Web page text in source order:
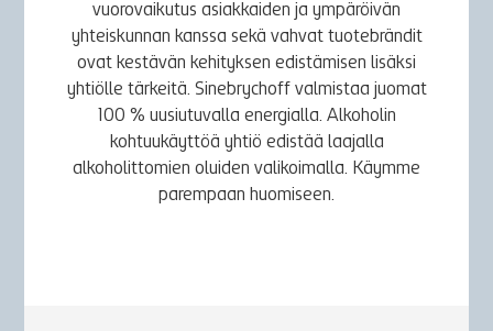
vuorovaikutus asiakkaiden ja ympäröivän
yhteiskunnan kanssa sekä vahvat tuotebrändit
ovat kestävän kehityksen edistämisen lisäksi
yhtiölle tärkeitä. Sinebrychoff valmistaa juomat
100 % uusiutuvalla energialla. Alkoholin
kohtuukäyttöä yhtiö edistää laajalla
alkoholittomien oluiden valikoimalla. Käymme
parempaan huomiseen.